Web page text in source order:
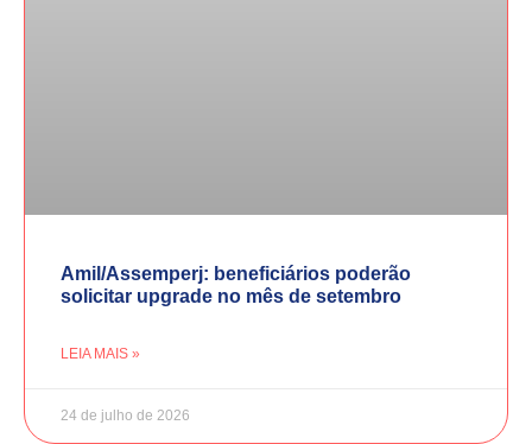
Amil/Assemperj: beneficiários poderão
solicitar upgrade no mês de setembro
LEIA MAIS »
24 de julho de 2026